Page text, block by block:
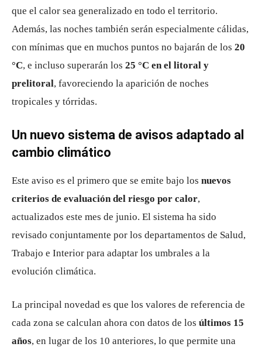
que el calor sea generalizado en todo el territorio.
Además, las noches también serán especialmente cálidas,
con mínimas que en muchos puntos no bajarán de los 20
°C, e incluso superarán los 25 °C en el litoral y
prelitoral, favoreciendo la aparición de noches
tropicales y tórridas.
Un nuevo sistema de avisos adaptado al
cambio climático
Este aviso es el primero que se emite bajo los nuevos
criterios de evaluación del riesgo por calor,
actualizados este mes de junio. El sistema ha sido
revisado conjuntamente por los departamentos de Salud,
Trabajo e Interior para adaptar los umbrales a la
evolución climática.
La principal novedad es que los valores de referencia de
cada zona se calculan ahora con datos de los últimos 15
años, en lugar de los 10 anteriores, lo que permite una